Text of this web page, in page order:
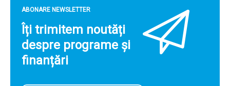
ABONARE NEWSLETTER
Îți trimitem noutăți
despre programe și
finanțări